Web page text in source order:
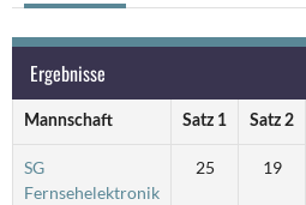
Ergebnisse
Mannschaft Satz 1 Satz 2
SG
Fernsehelektronik
25 19